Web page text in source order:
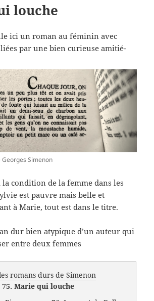
louche
ici un roman au féminin avec
par une bien curieuse amitié-
Simenon
condition de la femme dans les
est pauvre mais belle et
à Marie, tout est dans le titre.
dur bien atypique d’un auteur qui
entre deux femmes
romans durs de Simenon
75. Marie qui louche